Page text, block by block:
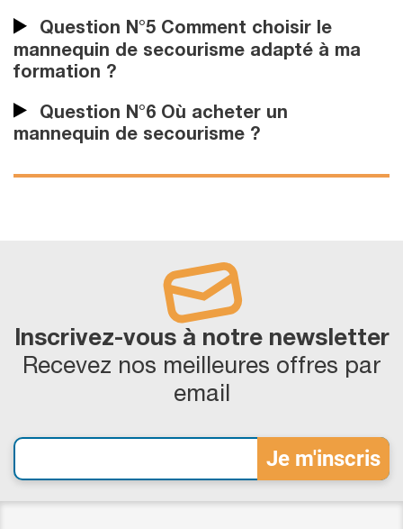
Question N°5 Comment choisir le
mannequin de secourisme adapté à ma
formation ?
Question N°6 Où acheter un
mannequin de secourisme ?
Inscrivez-vous à notre newsletter
Recevez nos meilleures offres par
email